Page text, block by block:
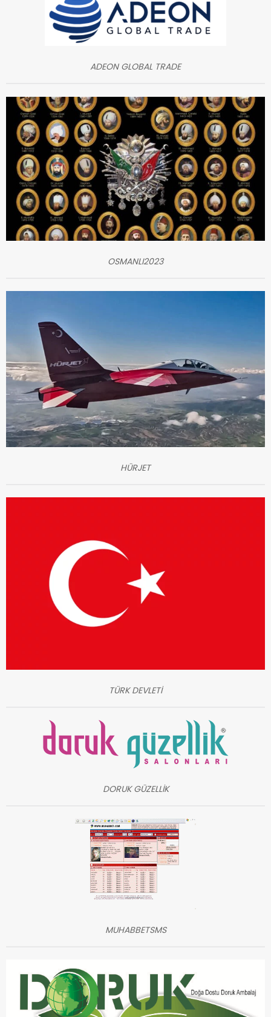
ADEON GLOBAL TRADE
OSMANLI2023
HÜRJET
TÜRK DEVLETİ
DORUK GÜZELLİK
MUHABBETSMS